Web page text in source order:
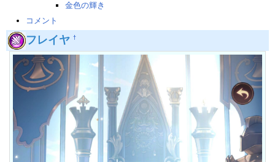
金色の輝き
コメント
フレイヤ †